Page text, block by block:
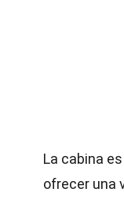
La cabina
ofrecer una